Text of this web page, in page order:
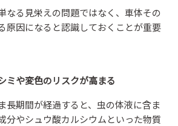
なる見栄えの問題ではなく、車体その
原因になると認識しておくことが重要
ミや変色のリスクが高まる
長期間が経過すると、虫の体液に含ま
分やシュウ酸カルシウムといった物質